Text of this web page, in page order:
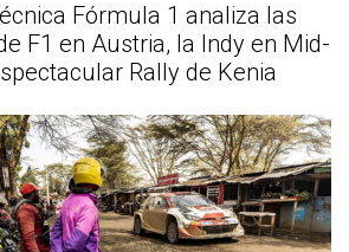
Fórmula 1 analiza las
F1 en Austria, la Indy en Mid-
Rally de Kenia